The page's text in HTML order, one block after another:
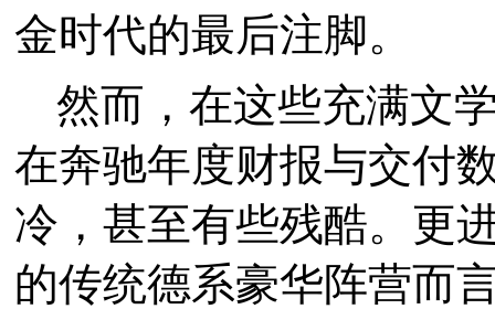
金时代的最后注脚。
然而，在这些充满文
在奔驰年度财报与交付
冷，甚至有些残酷。更
的传统德系豪华阵营而